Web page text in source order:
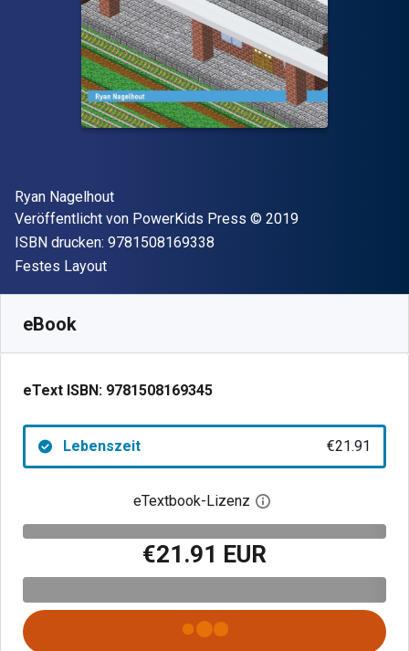
Autor(en)
Ryan Nagelhout
Verleger
Veröffentlicht von PowerKids Press Copyright
© 2019
ISBN drucken: 9781508169338
Format
Festes Layout
eBook
eText ISBN: 9781508169345
Lebenszeit €21.91
eTextbook-Lizenz Digitalen
€21.91 EUR